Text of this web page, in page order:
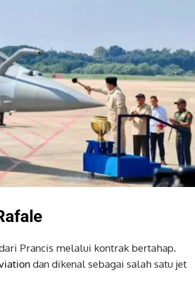
Prancis melalui kontrak bertahap.
dan dikenal sebagai salah satu jet